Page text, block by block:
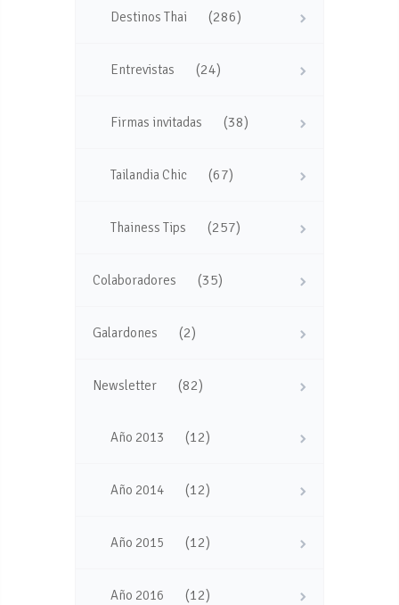
Destinos Thai (286)
Entrevistas (24)
Firmas invitadas (38)
Tailandia Chic (67)
Thainess Tips (257)
Colaboradores (35)
Galardones (2)
Newsletter (82)
Año 2013 (12)
Año 2014 (12)
Año 2015 (12)
Año 2016 (12)